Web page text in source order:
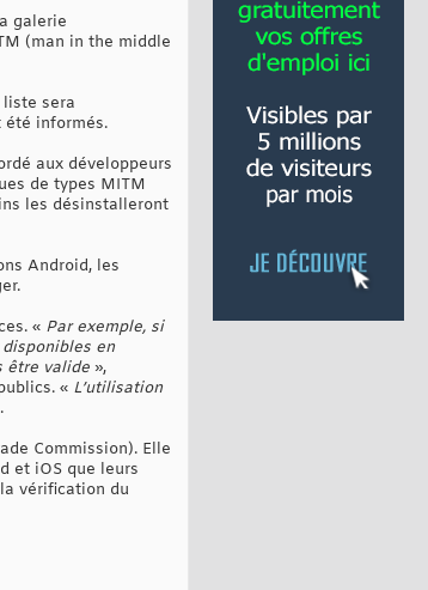
galerie
(man in the middle
sera
été informés.
aux développeurs
de types MITM
les désinstalleront
Android, les
« Par exemple, si
en
être valide »,
« L’utilisation
Commission). Elle
et iOS que leurs
vérification du